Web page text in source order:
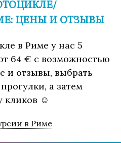
ЦЕНЫ И ОТЗЫВЫ
в Риме у нас 5
64 € с возможностью
и отзывы, выбрать
а затем
кликов ☺
в Риме